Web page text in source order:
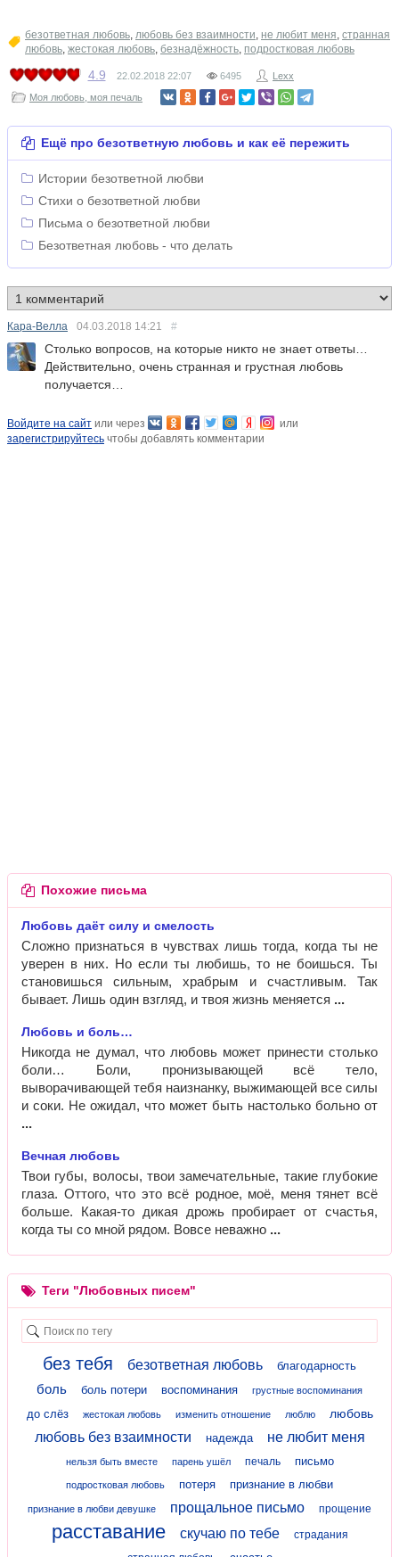
безответная любовь, любовь без взаимности, не любит меня, странная
любовь, жестокая любовь, безнадёжность, подростковая любовь
4.9 22.02.2018 22:07 6495
Lexx
Моя любовь, моя печаль
Ещё про безответную любовь и как её пережить
Истории безответной любви
Стихи о безответной любви
Письма о безответной любви
Безответная любовь - что делать
Кара-Велла 04.03.2018 14:21 #
Столько вопросов, на которые никто не знает ответы…
Действительно, очень странная и грустная любовь
получается…
Войдите на сайт или через
или
зарегистрируйтесь чтобы добавлять комментарии
Похожие письма
Любовь даёт силу и смелость
Сложно признаться в чувствах лишь тогда, когда ты не
уверен в них. Но если ты любишь, то не боишься. Ты
становишься сильным, храбрым и счастливым. Так
бывает. Лишь один взгляд, и твоя жизнь меняется
Любовь и боль…
Никогда не думал, что любовь может принести столько
боли… Боли, пронизывающей всё тело,
выворачивающей тебя наизнанку, выжимающей все силы
и соки. Не ожидал, что может быть настолько больно от
Вечная любовь
Твои губы, волосы, твои замечательные, такие глубокие
глаза. Оттого, что это всё родное, моё, меня тянет всё
больше. Какая-то дикая дрожь пробирает от счастья,
когда ты со мной рядом. Вовсе неважно
Теги "Любовных писем"
без тебя безответная любовь благодарность
боль боль потери воспоминания грустные воспоминания
до слёз жестокая любовь изменить отношение люблю любовь
любовь без взаимности надежда не любит меня
нельзя быть вместе парень ушёл печаль письмо
подростковая любовь потеря признание в любви
признание в любви девушке прощальное письмо прощение
расставание скучаю по тебе
страдания